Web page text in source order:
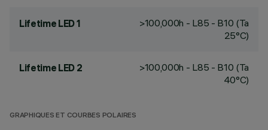
Lifetime LED 1
>100,000h - L85 - B10 (Ta
25°C)
Lifetime LED 2
>100,000h - L85 - B10 (Ta
40°C)
GRAPHIQUES ET COURBES POLAIRES